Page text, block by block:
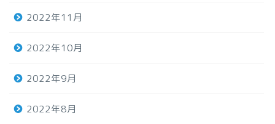
2022年11月
2022年10月
2022年9月
2022年8月